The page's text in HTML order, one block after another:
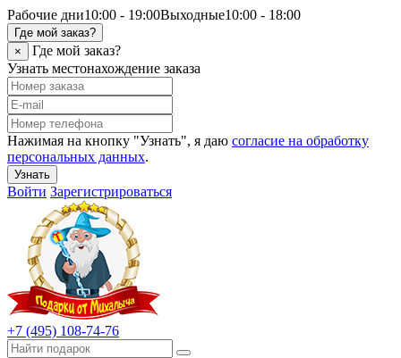
Рабочие дни10:00 - 19:00Выходные10:00 - 18:00
Где мой заказ?
×
Где мой заказ?
Узнать местонахождение заказа
Нажимая на кнопку "Узнать", я даю согласие на обработку
персональных данных.
Узнать
Войти Зарегистрироваться
+7 (495) 108-74-76